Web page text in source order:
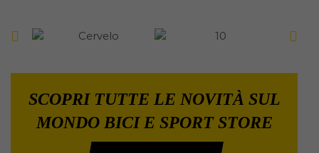
SCOPRI TUTTE LE NOVITÀ SUL
MONDO BICI E SPORT STORE